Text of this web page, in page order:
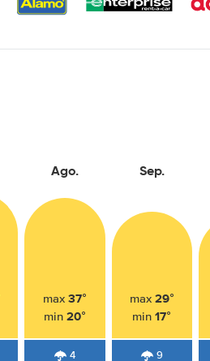
Ago.
max 37°
min 20°
4
Sep.
max 29°
min17°
9